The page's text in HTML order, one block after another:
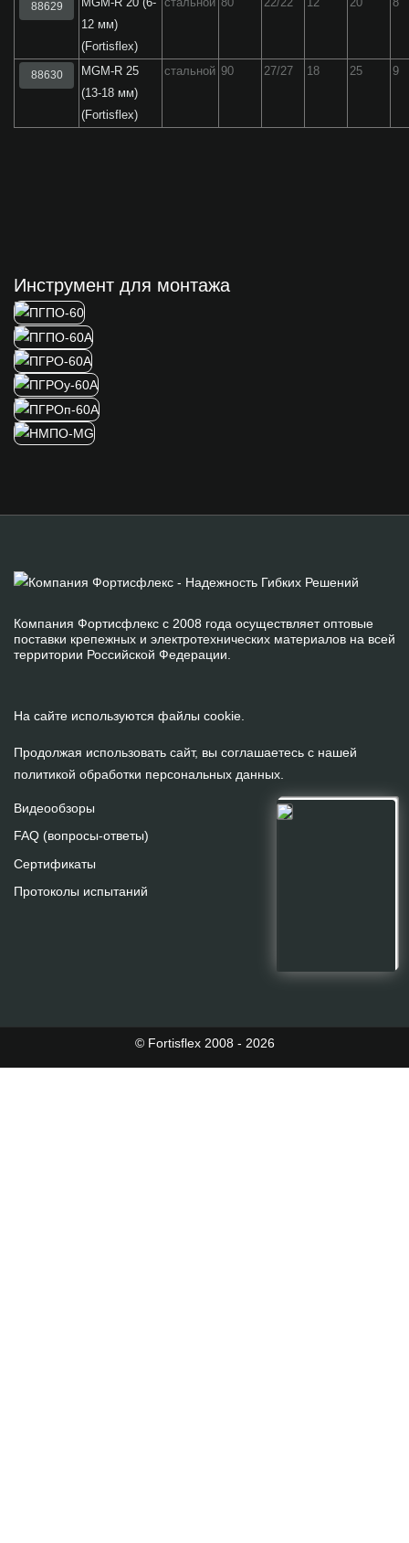
88629
12 мм)
(Fortisflex)
88630
MGM-R 25
(13-18 мм)
(Fortisflex)
стальной 90 27/27 18 25 9
Инструмент для монтажа
Компания Фортисфлекс с 2008 года осуществляет оптовые
поставки крепежных и электротехнических материалов на всей
территории Российской Федерации.
На сайте используются файлы cookie.
Продолжая использовать сайт, вы соглашаетесь с нашей
политикой обработки персональных данных
Видеообзоры
FAQ (вопросы-ответы)
Сертификаты
Протоколы испытаний
© Fortisflex 2008 - 2026